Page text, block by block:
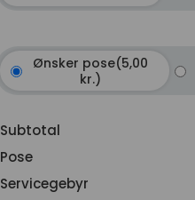
Ønsker pose(5,00
kr.)
Subtotal
Pose
Servicegebyr